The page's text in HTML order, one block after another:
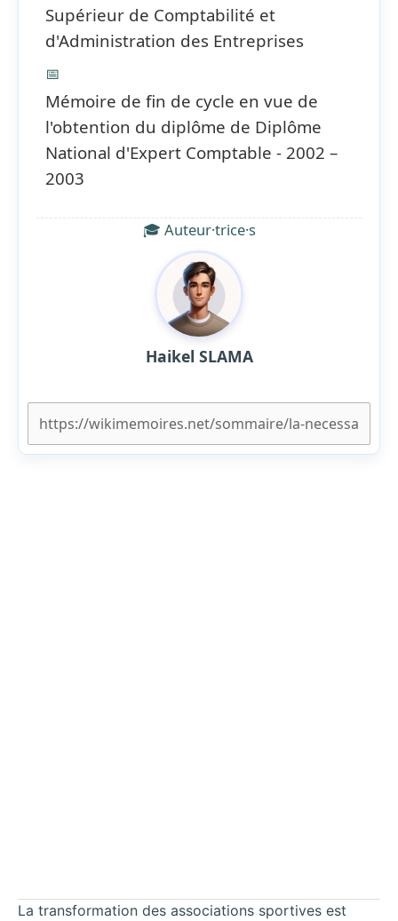
Supérieur de Comptabilité et
d'Administration des Entreprises
📅
Mémoire de fin de cycle en vue de
l'obtention du diplôme de Diplôme
National d'Expert Comptable - 2002 –
2003
🎓 Auteur·trice·s
Haikel SLAMA
La transformation des associations sportives est